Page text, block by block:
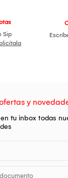
Sip
y
tu inbox todas